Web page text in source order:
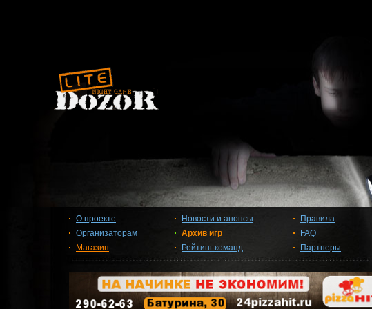
О проекте
Организаторам
Магазин
Новости и анонсы
Архив игр
Рейтинг команд
Правила
FAQ
Партнеры